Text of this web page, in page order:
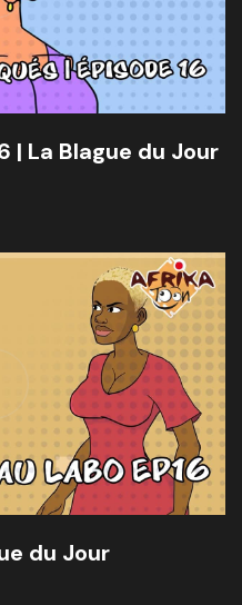
| La Blague du Jour
du Jour